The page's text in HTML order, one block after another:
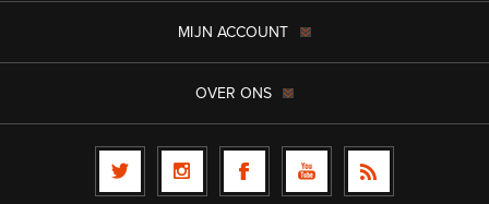
MIJN ACCOUNT
OVER ONS